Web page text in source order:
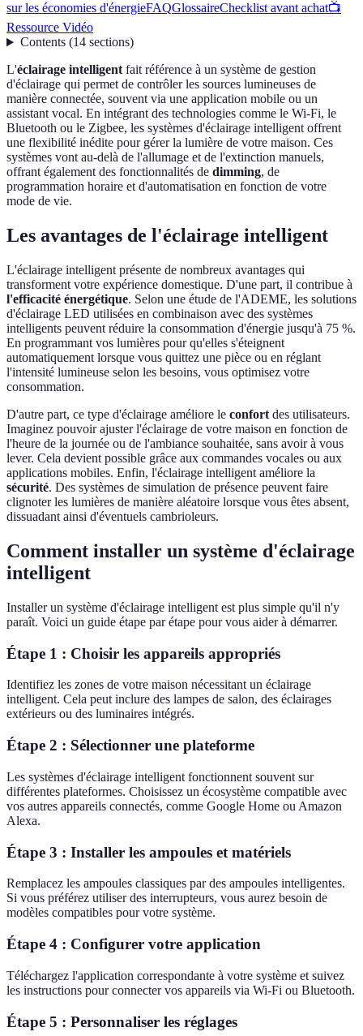
sur les économies d'énergieFAQGlossaireChecklist avant achat📺
Ressource Vidéo
Contents(14 sections)
L'éclairage intelligentfait référence à un système de gestion
d'éclairage qui permet de contrôler les sources lumineuses de
manière connectée, souvent via une application mobile ou un
assistant vocal. En intégrant des technologies comme le Wi-Fi, le
Bluetooth ou le Zigbee, les systèmes d'éclairage intelligent offrent
une flexibilité inédite pour gérer la lumière de votre maison. Ces
systèmes vont au-delà de l'allumage et de l'extinction manuels,
offrant également des fonctionnalités de dimming, de
programmation horaire et d'automatisation en fonction de votre
mode de vie.
Les avantages de l'éclairage intelligent
L'éclairage intelligent présente de nombreux avantages qui
transforment votre expérience domestique. D'une part, il contribue à
l'efficacité énergétique. Selon une étude de l'ADEME, les solutions
d'éclairage LED utilisées en combinaison avec des systèmes
intelligents peuvent réduire la consommation d'énergie jusqu'à 75 %.
En programmant vos lumières pour qu'elles s'éteignent
automatiquement lorsque vous quittez une pièce ou en réglant
l'intensité lumineuse selon les besoins, vous optimisez votre
consommation.
D'autre part, ce type d'éclairage améliore le confort des utilisateurs.
Imaginez pouvoir ajuster l'éclairage de votre maison en fonction de
l'heure de la journée ou de l'ambiance souhaitée, sans avoir à vous
lever. Cela devient possible grâce aux commandes vocales ou aux
applications mobiles. Enfin, l'éclairage intelligent améliore la
sécurité. Des systèmes de simulation de présence peuvent faire
clignoter les lumières de manière aléatoire lorsque vous êtes absent,
dissuadant ainsi d'éventuels cambrioleurs.
Comment installer un système d'éclairage
intelligent
Installer un système d'éclairage intelligent est plus simple qu'il n'y
paraît. Voici un guide étape par étape pour vous aider à démarrer.
Étape 1 : Choisir les appareils appropriés
Identifiez les zones de votre maison nécessitant un éclairage
intelligent. Cela peut inclure des lampes de salon, des éclairages
extérieurs ou des luminaires intégrés.
Étape 2 : Sélectionner une plateforme
Les systèmes d'éclairage intelligent fonctionnent souvent sur
différentes plateformes. Choisissez un écosystème compatible avec
vos autres appareils connectés, comme Google Home ou Amazon
Alexa.
Étape 3 : Installer les ampoules et matériels
Remplacez les ampoules classiques par des ampoules intelligentes.
Si vous préférez utiliser des interrupteurs, vous aurez besoin de
modèles compatibles pour votre système.
Étape 4 : Configurer votre application
Téléchargez l'application correspondante à votre système et suivez
les instructions pour connecter vos appareils via Wi-Fi ou Bluetooth.
Étape 5 : Personnaliser les réglages